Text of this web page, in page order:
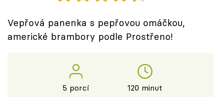
Přihlášení
Vepřová panenka s pepřovou omáčkou,
americké brambory podle Prostřeno!
5 porcí 120 minut